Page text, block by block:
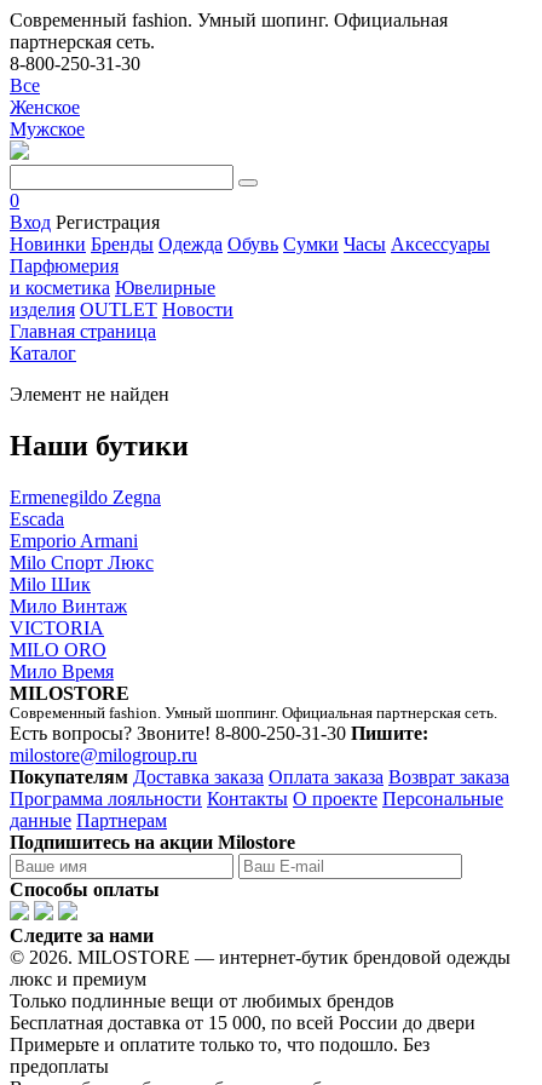
Современный fashion. Умный шопинг. Официальная
партнерская сеть.
8-800-250-31-30
Все
Женское
Мужское
0
Вход Регистрация
Новинки Бренды Одежда Обувь Сумки Часы Аксессуары
Парфюмерия
и косметика Ювелирные
изделия OUTLET Новости
Главная страница
Каталог
Элемент не найден
Наши бутики
Ermenegildo Zegna
Escada
Emporio Armani
Milo Спорт Люкс
Milo Шик
Мило Винтаж
VICTORIA
MILO ORO
Мило Время
MILOSTORE
Современный fashion. Умный шоппинг. Официальная партнерская сеть.
Есть вопросы? Звоните! 8-800-250-31-30 Пишите:
milostore@milogroup.ru
Покупателям Доставка заказа Оплата заказа Возврат заказа
Программа лояльности Контакты О проекте Персональные
данные Партнерам
Подпишитесь на акции Milostore
Способы оплаты
Следите за нами
© 2026. MILOSTORE — интернет-бутик брендовой одежды
люкс и премиум
Только подлинные вещи от любимых брендов
Бесплатная доставка от 15 000, по всей России до двери
Примерьте и оплатите только то, что подошло. Без
предоплаты